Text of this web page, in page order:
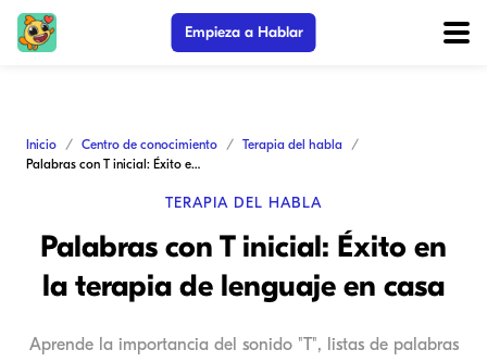
Empieza a Hablar
Inicio Centro de conocimiento
Terapia del habla
Palabras con T inicial: Éxito en la terapia de lenguaje en casa
TERAPIA DEL HABLA
Palabras con T inicial: Éxito en
la terapia de lenguaje en casa
Aprende la importancia del sonido "T", listas de palabras